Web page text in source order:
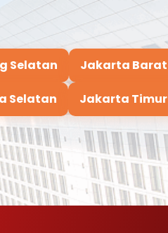
Selatan Jakarta Barat
Selatan Jakarta Timur